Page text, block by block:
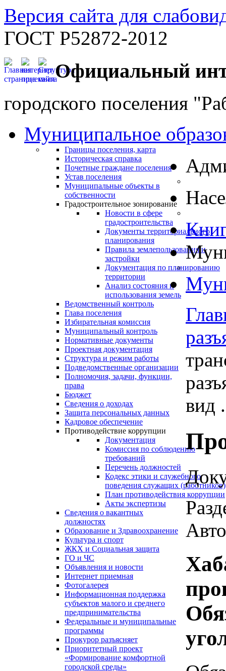
Версия сайта для
ГОСТ Р52872-2012
Официальный
городского поселения
Муниципальное
Границы поселения, карта
Историческая справка
Почетные граждане поселения
Устав поселения
Муниципальные объекты в
собственности
Градостроительное зонирование
Новости в сфере
градостроительства
Документы территориального
планирования
Правила землепользования и
застройки
Документация по планированию
территории
Анализ состояния и
использования земель
Ведомственный контроль
Глава поселения
Избирательная комиссия
Муниципальный контроль
Нормативные документы
Проектная документация
Структура и режим работы
Подведомственные организации
Полномочия, задачи, функции,
права
Бюджет
Сведения о доходах
Защита персональных данных
Кадровое обеспечение
Противодействие коррупции
Документация
Комиссия по соблюдению
требований
Перечень должностей
Кодекс этики и служебного
поведения служащих (работников)
План противодействия коррупции
Акты экспертизы
Сведения о вакантных
должностях
Образование и Здравоохранение
Культура и спорт
ЖКХ и Социальная защита
ГО и ЧС
Объявления и новости
Интернет приемная
Фотогалерея
Информационная поддержка
субъектов малого и среднего
предпринимательства
Федеральные и муниципальные
программы
Прокурор разъясняет
Приоритетный проект
«Формирование комфортной
городской среды»
вид